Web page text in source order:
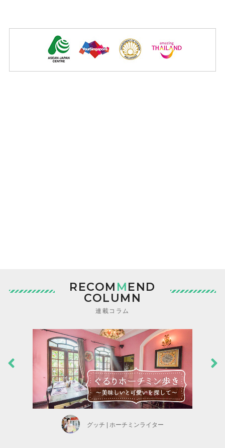
RECOM MEND
COLUMN
連載コラム
グッチ | ホーチミンライター